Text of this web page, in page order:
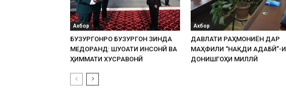
Ахбор
БУЗУРГОНРО БУЗУРГОН ЗИНДА
МЕДОРАНД: ШУҶОАТИ ИНСОНӢ ВА
ҲИММАТИ ХУСРАВОНӢ
Ахбор
ДАВЛАТИ РАҲМОНИЁН ДАР
МАҲФИЛИ “НАҚДИ АДАБӢ”-И
ДОНИШГОҲИ МИЛЛӢ